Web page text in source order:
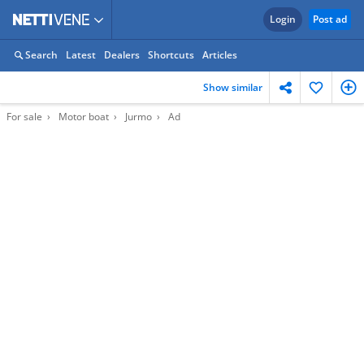
Login Post ad
Search Latest Dealers Shortcuts Articles
Show similar
For sale Motor boat Jurmo Ad